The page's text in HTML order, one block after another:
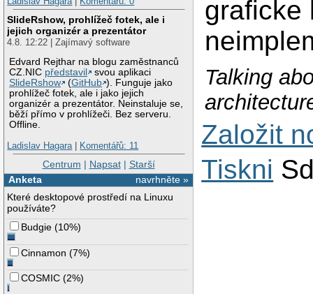
SlideRshow, prohlížeč fotek, ale i
jejich organizér a prezentátor
4.8. 12:22 | Zajímavý software
Edvard Rejthar na blogu zaměstnanců
CZ.NIC představil
svou aplikaci
SlideRshow
(GitHub ). Funguje jako
prohlížeč fotek, ale i jako jejich
organizér a prezentátor. Neinstaluje se,
běží přímo v prohlížeči. Bez serveru.
Offline.
Ladislav Hagara| Komentářů: 11
Centrum | Napsat| Starší
navrhněte »
Anketa
Které desktopové prostředí na Linuxu
používáte?
Budgie (10%)
Cinnamon (7%)
COSMIC (2%)
graficke
Talking
Založit
Tiskni